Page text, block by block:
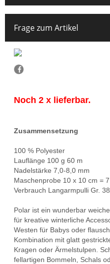
Frage zum Artikel
Noch 2 x lieferbar.
Zusammensetzung
100 % Polyester
Lauflänge 100 g 60 m
Nadelstärke 7,0-8,0 mm
Maschenprobe 10 x 10 cm =
Verbrauch Langarmpulli Gr.
Polar ist ein wunderbar
für kreative winterliche
Westen für Babys oder
Kombination mit glatt
Kragen oder Ärmelstulpen.
fellartigen Bommeln, Schals